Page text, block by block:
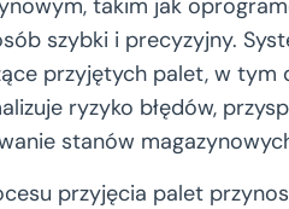
takim jak
szybki i precyzyjny.
przyjętych palet, w tym
ryzyko błędów,
stanów
przyjęcia palet